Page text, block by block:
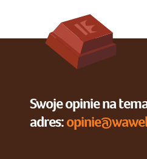
Swoje opinie na
adres: